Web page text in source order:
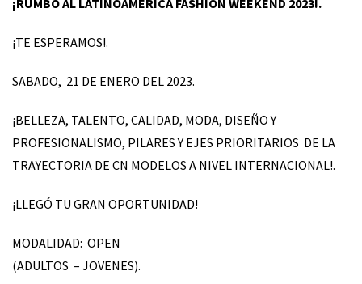
¡RUMBO AL LATINOAMERICA FASHION WEEKEND 2023!.
¡TE ESPERAMOS!.
SABADO, 21 DE ENERO DEL 2023.
¡BELLEZA, TALENTO, CALIDAD, MODA, DISEÑO Y
PROFESIONALISMO, PILARES Y EJES PRIORITARIOS DE LA
TRAYECTORIA DE CN MODELOS A NIVEL INTERNACIONAL!.
¡LLEGÓ TU GRAN OPORTUNIDAD!
MODALIDAD: OPEN
(ADULTOS – JOVENES).